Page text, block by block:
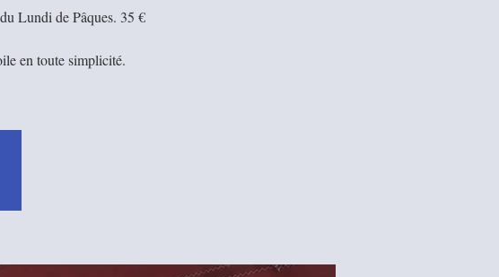
Lundi de Pâques. 35 €
en toute simplicité.